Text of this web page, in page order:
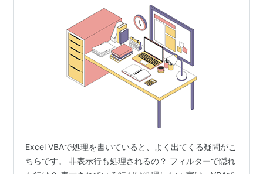
Excel VBAで処理を書いていると、よく出てくる疑問がこ
ちらです。 非表示行も処理されるの？ フィルターで隠れ